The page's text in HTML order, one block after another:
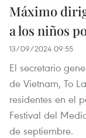
Máximo
a los niños
13/09/2024 09:55
El secretario
de Vietnam, To
residentes en el
Festival del
de septiembre.